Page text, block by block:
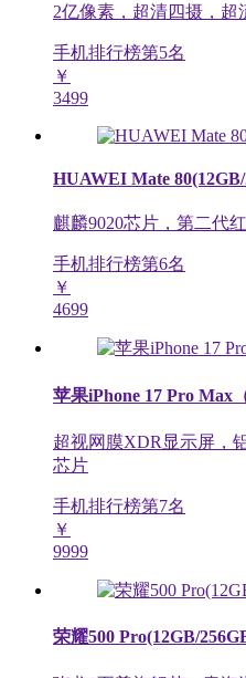
2亿像素，超清四摄，超
手机排行榜第5名
￥
3499
HUAWEI Mate
麒麟9020芯片，第二代
手机排行榜第6名
￥
4699
苹果iPhone 17 Pro Max
超视网膜XDR显示屏，
芯片
手机排行榜第7名
￥
9999
荣耀500 Pro(12GB/